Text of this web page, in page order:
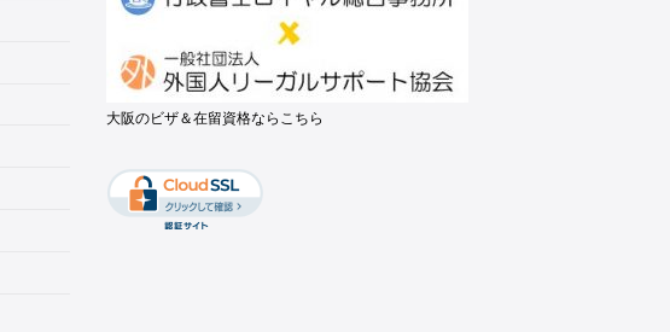
大阪のビザ＆在留資格ならこちら